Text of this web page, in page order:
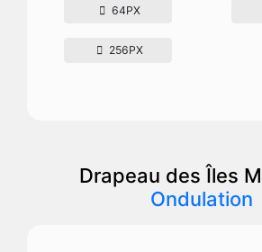
64PX
256PX
Drapeau des Îles
Ondulation